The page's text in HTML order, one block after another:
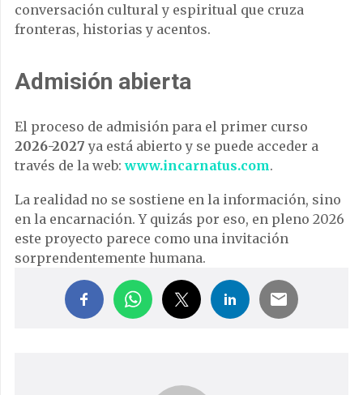
conversación cultural y espiritual que cruza
fronteras, historias y acentos.
Admisión abierta
El proceso de admisión para el primer curso
2026-2027 ya está abierto y se puede acceder a
través de la web:www.incarnatus.com.
La realidad no se sostiene en la información, sino
en la encarnación. Y quizás por eso, en pleno 2026
este proyecto parece como una invitación
sorprendentemente humana.